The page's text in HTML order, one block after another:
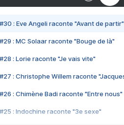
#30 : Eve Angeli raconte "Avant de partir"
#29 : MC Solaar raconte "Bouge de là"
#28 : Lorie raconte "Je vais vite"
#27 : Christophe Willem raconte
#26 : Chimène Badi raconte "Entre nous"
#25 : Indochine raconte "3e sexe"